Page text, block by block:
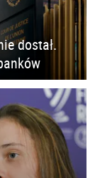
dostał.